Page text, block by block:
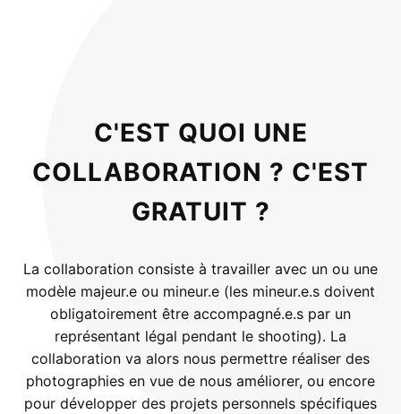
C'EST QUOI UNE
COLLABORATION ? C'EST
GRATUIT ?
La collaboration consiste à travailler avec un ou une
modèle majeur.e ou mineur.e (les mineur.e.s doivent
obligatoirement être accompagné.e.s par un
représentant légal pendant le shooting). La
collaboration va alors nous permettre réaliser des
photographies en vue de nous améliorer, ou encore
pour développer des projets personnels spécifiques